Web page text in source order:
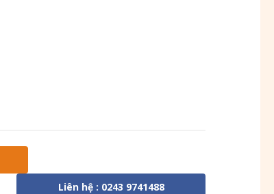
Liên hệ : 0243 9741488